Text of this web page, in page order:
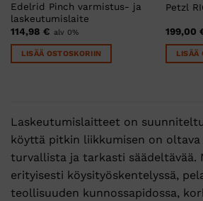
Edelrid Pinch varmistus- ja
laskeutumislaite
114,98 € alv 0%
LISÄÄ OSTOSKORIIN
Petzl
199,00
LISÄÄ
Laskeutumislaitteet on
köyttä pitkin liikkumisen on
turvallista ja tarkasti säädeltävää.
erityisesti köysityöskentelyssä,
teollisuuden kunnossapidossa,